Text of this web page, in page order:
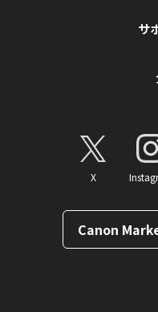
サ
X
Canon